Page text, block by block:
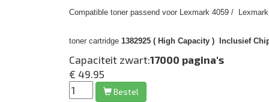
Compatible toner passend voor Lexmark 4059 /
toner cartridge 1382925 ( High Capacity ) Inclusief
Capaciteit zwart:17000 pagina's
€ 49.95
Bestel